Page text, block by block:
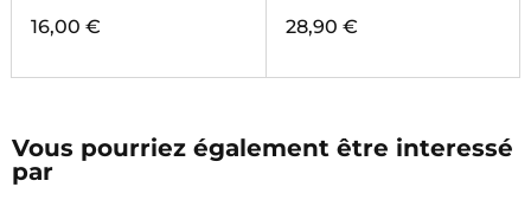
16,00 € 28,90 €
Vous pourriez également être interessé
par